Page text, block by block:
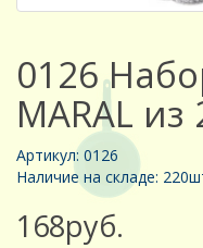
0126
MARAL
Артикул: 0126
Наличие на складе:
168руб.